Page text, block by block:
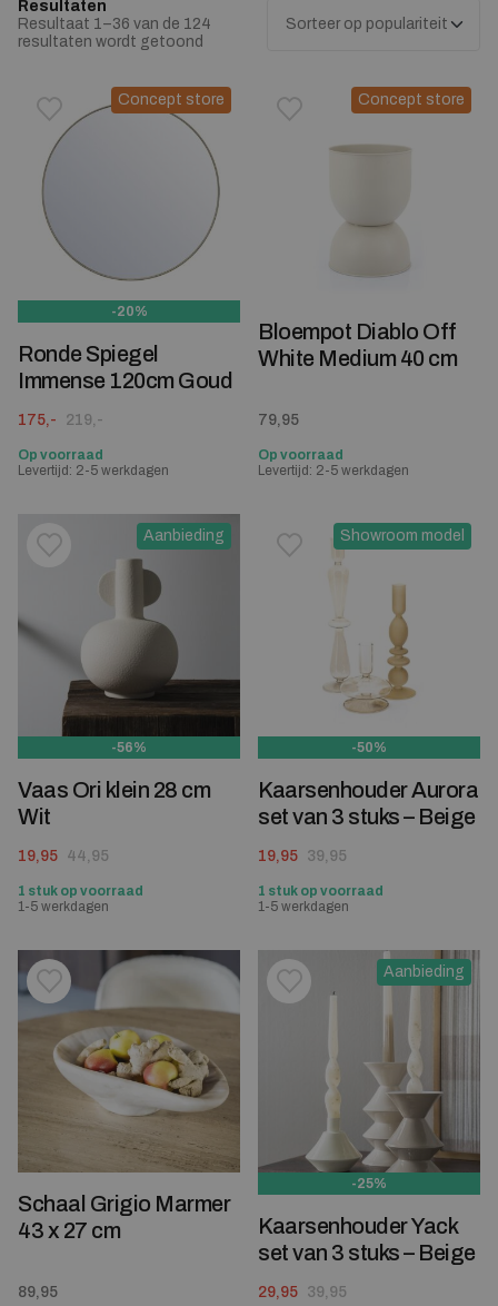
Resultaten
Resultaat 1–36 van de 124
resultaten wordt getoond
Concept store
Toevoegen aan verlanglijstje
Verwijderen van verlanglijst
-20%
Ronde Spiegel
Immense 120cm Goud
219,-
Oorspronkelijke prijs was: 219,-.
175,-
Huidige prijs is: 175,-.
Op voorraad
Levertijd: 2-5 werkdagen
Concept store
Toevoegen aan
Verwijderen van verlanglijst
Bloempot Diablo Off
White Medium 40 cm
79,95
Op voorraad
Levertijd: 2-5 werkdagen
Aanbieding
Toevoegen aan verlanglijstje
Verwijderen van verlanglijst
-56%
Vaas Ori klein 28 cm
Wit
44,95
Oorspronkelijke prijs was: 44,95.
19,95
Huidige prijs is: 19,95.
1 stuk op voorraad
1-5 werkdagen
Showroom model
Toevoegen aan
Verwijderen van verlanglijst
-50%
Kaarsenhouder Aurora
set van 3 stuks – Beige
39,95
Oorspronkelijke prijs was: 39,95.
19,95
Huidige prijs is: 19,95.
1 stuk op voorraad
1-5 werkdagen
Toevoegen aan verlanglijstje
Verwijderen van verlanglijst
Schaal Grigio Marmer
43 x 27 cm
89,95
Aanbieding
Toevoegen aan
Verwijderen van verlanglijst
-25%
Kaarsenhouder Yack
set van 3 stuks – Beige
39,95
Oorspronkelijke prijs was: 39,95.
29,95
Huidige prijs is: 29,95.